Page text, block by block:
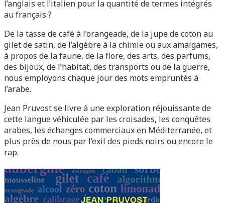
l’anglais et l’italien pour la quantité de termes intégrés
au français ?
De la tasse de café à l’orangeade, de la jupe de coton au
gilet de satin, de l’algèbre à la chimie ou aux amalgames,
à propos de la faune, de la flore, des arts, des parfums,
des bijoux, de l’habitat, des transports ou de la guerre,
nous employons chaque jour des mots empruntés à
l’arabe.
Jean Pruvost se livre à une exploration réjouissante de
cette langue véhiculée par les croisades, les conquêtes
arabes, les échanges commerciaux en Méditerranée, et
plus près de nous par l’exil des pieds noirs ou encore le
rap.